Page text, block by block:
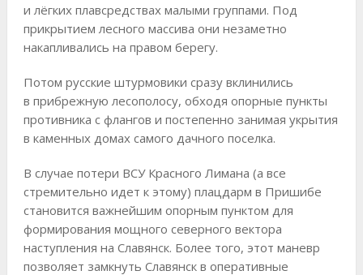
и лёгких плавсредствах малыми группами. Под
прикрытием лесного массива они незаметно
накапливались на правом берегу.
Потом русские штурмовики сразу вклинились
в прибрежную лесополосу, обходя опорные пункты
противника с флангов и постепенно занимая укрытия
в каменных домах самого дачного поселка.
В случае потери ВСУ Красного Лимана (а все
стремительно идет к этому) плацдарм в Пришибе
становится важнейшим опорным пунктом для
формирования мощного северного вектора
наступления на Славянск. Более того, этот маневр
позволяет замкнуть Славянск в оперативные